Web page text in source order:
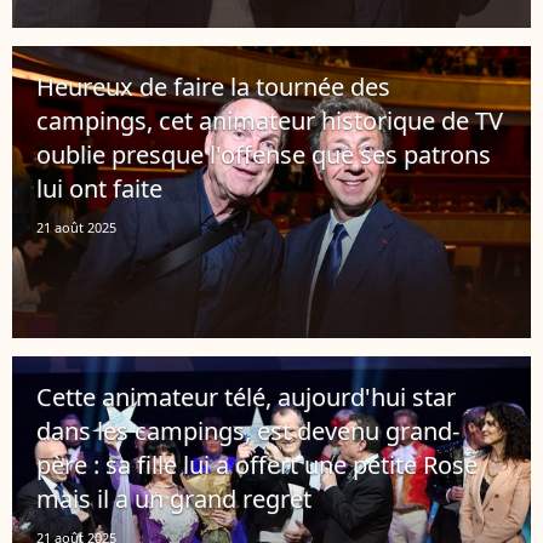
Heureux de faire la tournée des
campings, cet animateur historique de TV
oublie presque l'offense que ses patrons
lui ont faite
21 août 2025
Cette animateur télé, aujourd'hui star
dans les campings, est devenu grand-
père : sa fille lui a offert une petite Rose
mais il a un grand regret
21 août 2025